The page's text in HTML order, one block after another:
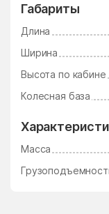
Габариты
Длина
Ширина
Высота по кабине
Колесная база
Масса